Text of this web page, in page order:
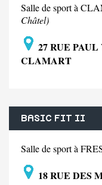
Salle de sport à
Châtel)
27 RUE
CLAMART
BASIC FIT II
Salle de sport à
18 RUE DES